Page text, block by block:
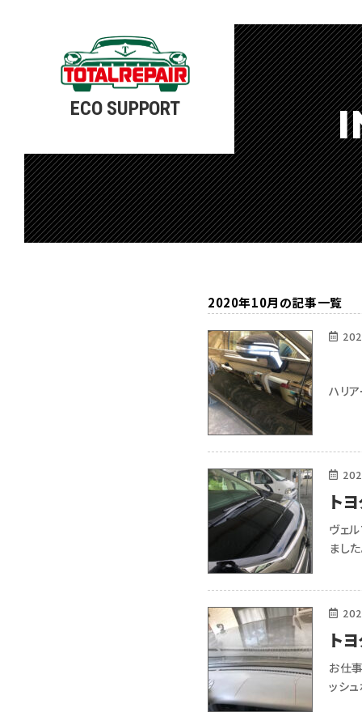
ECO SUPPORT
2020年10月の記事一覧
ハリ
ト
ヴェ
まし
ト
ド
お仕
ッシ